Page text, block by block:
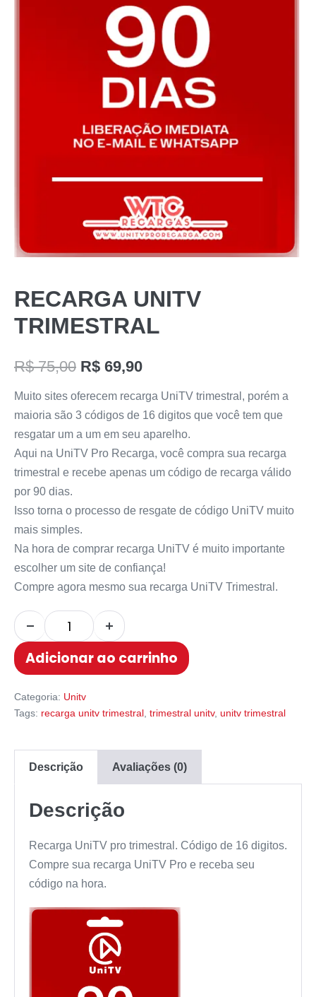
RECARGA UNITV
TRIMESTRAL
R$75,00 R$ 69,90
Muito sites oferecem recarga UniTV trimestral, porém a
maioria são 3 códigos de 16 digitos que você tem que
resgatar um a um em seu aparelho.
Aqui na UniTV Pro Recarga, você compra sua recarga
trimestral e recebe apenas um código de recarga válido
por 90 dias.
Isso torna o processo de resgate de código UniTV muito
mais simples.
Na hora de comprar recarga UniTV é muito importante
escolher um site de confiança!
Compre agora mesmo sua recarga UniTV Trimestral.
Adicionar ao carrinho
Categoria: Unitv
Tags: recarga unitv trimestral, trimestral unitv, unitv trimestral
Descrição Avaliações (0)
Descrição
Recarga UniTV pro trimestral. Código de 16 digitos.
Compre sua recarga UniTV Pro e receba seu
código na hora.